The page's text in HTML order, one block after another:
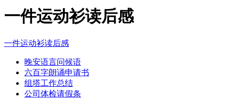
一件运动衫读后感
一件运动衫读后感
晚安语言问候语
六百字朗诵申请书
组塔工作总结
公司体检请假条